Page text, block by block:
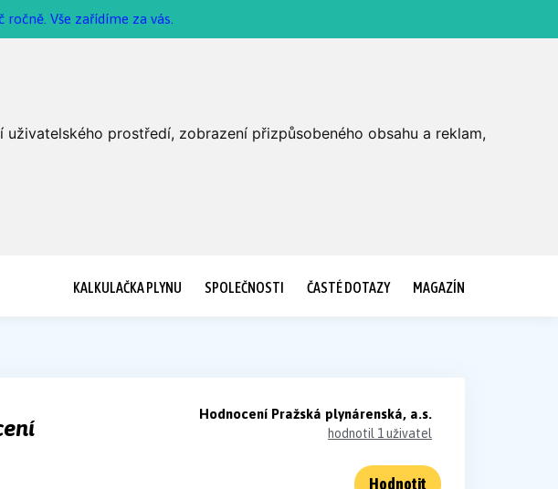
prostředí, zobrazení přizpůsobeného obsahu a reklam,
Vše zařídíme za vás.
KALKULAČKA PLYNU SPOLEČNOSTI ČASTÉ DOTAZY MAGAZÍN
Hodnocení Pražská plynárenská, a.s.
hodnotil 1 uživatel
Hodnotit